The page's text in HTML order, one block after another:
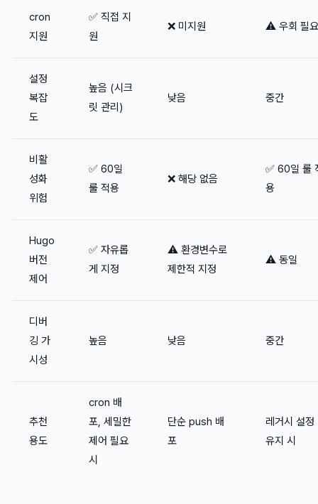
cron
지원
✅ 직접 지
원
❌ 미지원 ⚠️ 우회 필요
설정
복잡
도
높음 (시크
릿 관리)
낮음 중간
비활
성화
위험
✅ 60일
룰 적용
❌ 해당 없음
✅ 60일 룰
용
Hugo
버전
제어
✅ 자유롭
게 지정
⚠️ 환경변수로
제한적 지정
⚠️ 동일
디버
깅 가
시성
높음 낮음 중간
추천
용도
cron 배
포, 세밀한
제어 필요
시
단순 push 배
포
레거시 설정
유지 시